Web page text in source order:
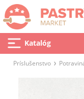
Katalóg
Príslušenstvo